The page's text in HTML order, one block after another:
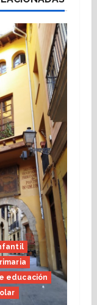
educación